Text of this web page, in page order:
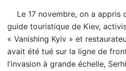
Le 17 novembre, on a appris
guide touristique de Kiev,
« Vanishing Kyiv » et
avait été tué sur la ligne de
l’invasion à grande échelle,